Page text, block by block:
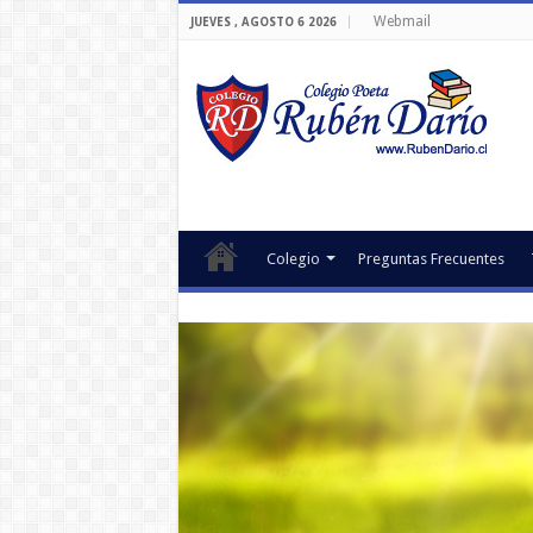
JUEVES , AGOSTO 6 2026 Webmail
Colegio Preguntas Frecuentes